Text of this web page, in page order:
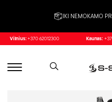
IKI NEMOKAMO
Vilnius: +370 62012300 Kaunas: